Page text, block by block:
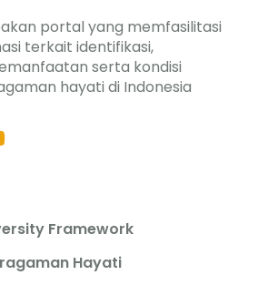
portal yang memfasilitasi
terkait identifikasi,
serta kondisi
hayati di Indonesia
Framework
Hayati